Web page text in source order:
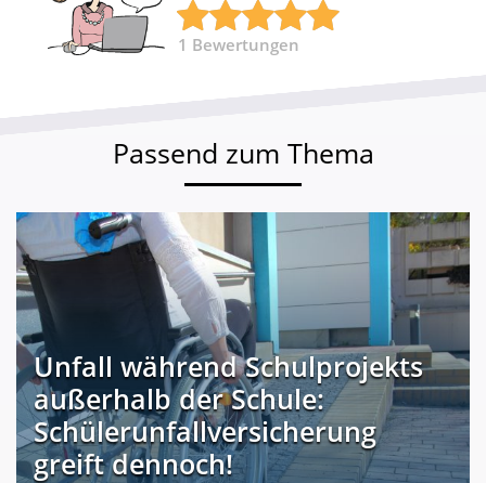
1 Bewertungen
Passend zum Thema
Unfall während Schulprojekts
außerhalb der Schule:
Schülerunfallversicherung
greift dennoch!